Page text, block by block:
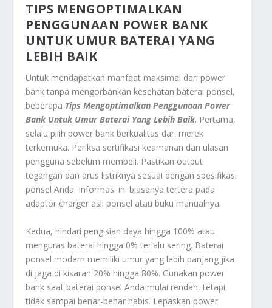
TIPS MENGOPTIMALKAN
PENGGUNAAN POWER BANK
UNTUK UMUR BATERAI YANG
LEBIH BAIK
Untuk mendapatkan manfaat maksimal dari power
bank tanpa mengorbankan kesehatan baterai ponsel,
beberapa Tips Mengoptimalkan Penggunaan Power
Bank Untuk Umur Baterai Yang Lebih Baik. Pertama,
selalu pilih power bank berkualitas dari merek
terkemuka. Periksa sertifikasi keamanan dan ulasan
pengguna sebelum membeli. Pastikan output
tegangan dan arus listriknya sesuai dengan spesifikasi
ponsel Anda. Informasi ini biasanya tertera pada
adaptor charger asli ponsel atau buku manualnya.
Kedua, hindari pengisian daya hingga 100% atau
menguras baterai hingga 0% terlalu sering. Baterai
ponsel modern memiliki umur yang lebih panjang jika
di jaga di kisaran 20% hingga 80%. Gunakan power
bank saat baterai ponsel Anda mulai rendah, tetapi
tidak sampai benar-benar habis. Lepaskan power